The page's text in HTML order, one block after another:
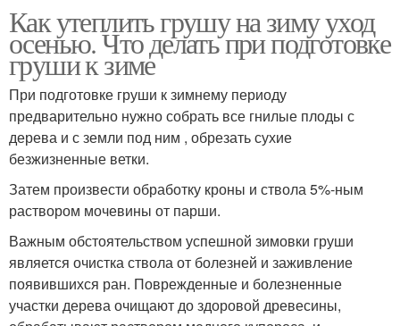
Как утеплить грушу на зиму уход
осенью. Что делать при подготовке
груши к зиме
При подготовке груши к зимнему периоду
предварительно нужно собрать все гнилые плоды с
дерева и с земли под ним , обрезать сухие
безжизненные ветки.
Затем произвести обработку кроны и ствола 5%-ным
раствором мочевины от парши.
Важным обстоятельством успешной зимовки груши
является очистка ствола от болезней и заживление
появившихся ран. Поврежденные и болезненные
участки дерева очищают до здоровой древесины,